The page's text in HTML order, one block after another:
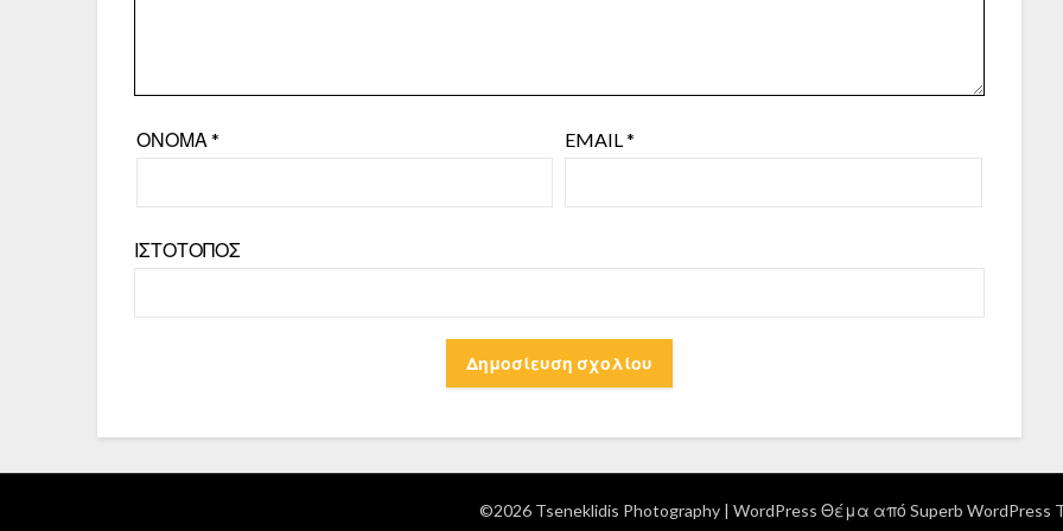
ΌΝΟΜΑ* EMAIL*
ΙΣΤΌΤΟΠΟΣ
©2026 Tseneklidis Photography | WordPress Θέμα από Superb WordPress